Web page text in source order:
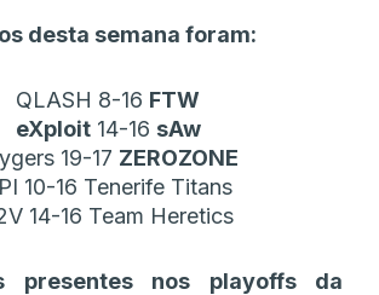
desta semana foram:
QLASH 8-16 FTW
eXploit14-16 sAw
19-17 ZEROZONE
10-16 Tenerife Titans
14-16 Team Heretics
presentes nos playoffs da